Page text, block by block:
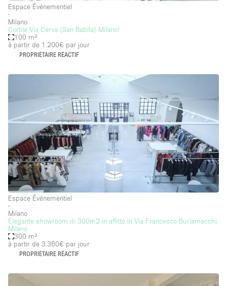
Espace Événementiel
∙
Milano
Cortile Via Cerva (San Babila) Milano!
100 m²
à partir de 1.200€ par jour
PROPRIÉTAIRE RÉACTIF
Espace Événementiel
∙
Milano
Elegante showroom di 300m2 in affitto in Via Francesco Burlamacchi,
Milano
300 m²
à partir de 3.360€ par jour
PROPRIÉTAIRE RÉACTIF